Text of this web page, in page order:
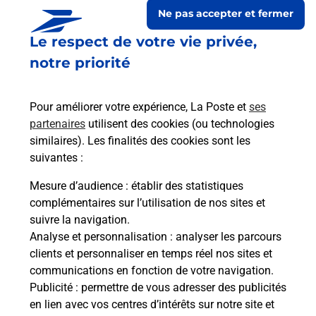
Le respect de votre vie privée,
notre priorité
Pour améliorer votre expérience, La Poste et ses
partenaires utilisent des cookies (ou technologies
similaires). Les finalités des cookies sont les
suivantes :
Mesure d’audience : établir des statistiques
complémentaires sur l’utilisation de nos sites et
suivre la navigation.
Analyse et personnalisation : analyser les parcours
clients et personnaliser en temps réel nos sites et
communications en fonction de votre navigation.
Publicité : permettre de vous adresser des publicités
en lien avec vos centres d’intérêts sur notre site et
Ne pas accepter et fermer
Prochaine collecte du courrierlundià 15h00
54 Place Du Marche
01320 Chalamont
Itinéraire
Le lien s'ouvre dans un nouvel onglet